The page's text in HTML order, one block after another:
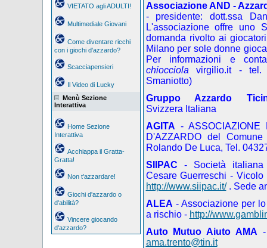
VIETATO agli ADULTI!
Multimediale Giovani
Come diventare ricchi
con i giochi d'azzardo?
Scacciapensieri
Il Video di Lucky
Menù Sezione
Interattiva
Home Sezione
Interattiva
Acchiappa il Gratta-
Gratta!
Non t'azzardare!
Giochi d'azzardo o
d'abilità?
Vincere giocando
d'azzardo?
Associazione AND -
- presidente: dott.ssa
L'associazione offre uno
domanda rivolto ai
Milano per sole donne
Per informazioni e
chiocciola virgilio.it
- tel.
Smaniotto)
Gruppo Azzardo
Svizzera Italiana
AGITA - ASSOCIAZIONE
D'AZZARDO del
Rolando De Luca, Tel.
SIIPAC - Società italiana
Cesare Guerreschi -
http://www.siipac.it/. Sede
ALEA - Associazione per
a rischio - http://
Auto Mutuo Aiuto AMA
ama.trento@tin.it